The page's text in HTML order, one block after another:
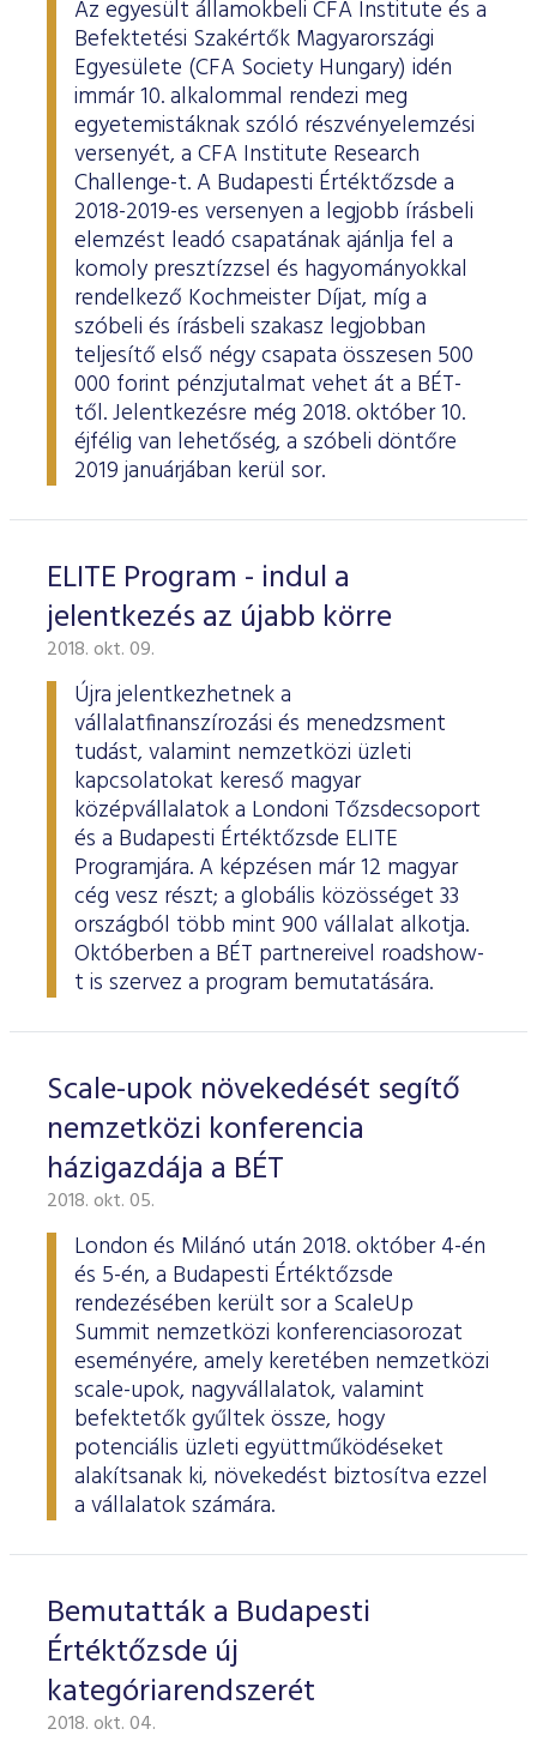
Az egyesült államokbeli CFA Institute és a
Befektetési Szakértők Magyarországi
Egyesülete (CFA Society Hungary) idén
immár 10. alkalommal rendezi meg
egyetemistáknak szóló részvényelemzési
versenyét, a CFA Institute Research
Challenge-t. A Budapesti Értéktőzsde a
2018-2019-es versenyen a legjobb írásbeli
elemzést leadó csapatának ajánlja fel a
komoly presztízzsel és hagyományokkal
rendelkező Kochmeister Díjat, míg a
szóbeli és írásbeli szakasz legjobban
teljesítő első négy csapata összesen 500
000 forint pénzjutalmat vehet át a BÉT-
től. Jelentkezésre még 2018. október 10.
éjfélig van lehetőség, a szóbeli döntőre
2019 januárjában kerül sor.
ELITE Program - indul a
jelentkezés az újabb körre
2018. okt. 09.
Újra jelentkezhetnek a
vállalatfinanszírozási és menedzsment
tudást, valamint nemzetközi üzleti
kapcsolatokat kereső magyar
középvállalatok a Londoni Tőzsdecsoport
és a Budapesti Értéktőzsde ELITE
Programjára. A képzésen már 12 magyar
cég vesz részt; a globális közösséget 33
országból több mint 900 vállalat alkotja.
Októberben a BÉT partnereivel roadshow-
t is szervez a program bemutatására.
Scale-upok növekedését segítő
nemzetközi konferencia
házigazdája a BÉT
2018. okt. 05.
London és Milánó után 2018. október 4-én
és 5-én, a Budapesti Értéktőzsde
rendezésében került sor a ScaleUp
Summit nemzetközi konferenciasorozat
eseményére, amely keretében nemzetközi
scale-upok, nagyvállalatok, valamint
befektetők gyűltek össze, hogy
potenciális üzleti együttműködéseket
alakítsanak ki, növekedést biztosítva ezzel
a vállalatok számára.
Bemutatták a Budapesti
Értéktőzsde új
kategóriarendszerét
2018. okt. 04.